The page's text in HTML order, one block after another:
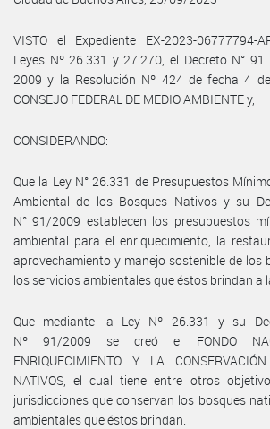
VISTO el Expediente EX-2023-06777794-
Leyes Nº 26.331 y 27.270, el Decreto N°
2009 y la Resolución Nº 424 de fecha 4
CONSEJO FEDERAL DE MEDIO AMBIENTE y,
CONSIDERANDO:
Que la Ley N° 26.331 de Presupuestos
Ambiental de los Bosques Nativos y su
N° 91/2009 establecen los presupuestos
ambiental para el enriquecimiento, la
aprovechamiento y manejo sostenible de los
los servicios ambientales que éstos brindan a
Que mediante la Ley Nº 26.331 y su
Nº 91/2009 se creó el FONDO
ENRIQUECIMIENTO Y LA
NATIVOS, el cual tiene entre otros
jurisdicciones que conservan los bosques
ambientales que éstos brindan.